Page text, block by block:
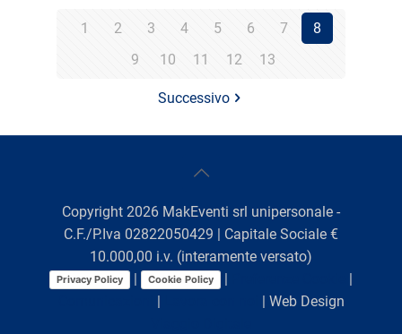
1 2 3 4 5 6 7
8
9
10 11 12 13
Successivo
Copyright 2026 MakEventi srl unipersonale -
C.F./P.Iva 02822050429 | Capitale Sociale €
10.000,00 i.v. (interamente versato)
Privacy Policy | Cookie Policy |
|
|
| Web Design